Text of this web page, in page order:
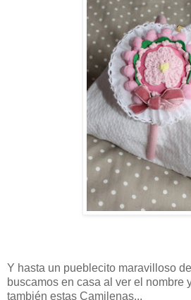
Y hasta un pueblecito maravilloso
buscamos en casa al ver el nombre
también estas Camilenas...